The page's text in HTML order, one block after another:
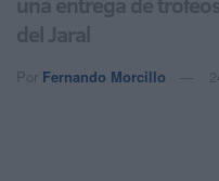
del Jaral
Por Fernando Morcillo